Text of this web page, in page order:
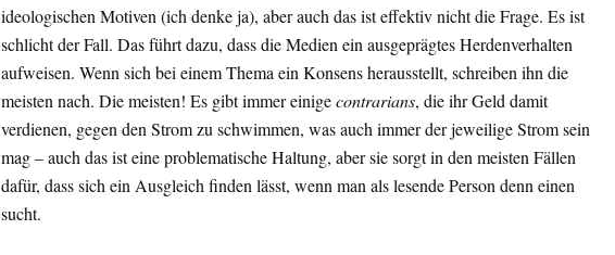
ideologischen Motiven (ich denke ja), aber auch das ist effektiv nicht die Frage. Es ist
schlicht der Fall. Das führt dazu, dass die Medien ein ausgeprägtes Herdenverhalten
aufweisen. Wenn sich bei einem Thema ein Konsens herausstellt, schreiben ihn die
meisten nach. Die meisten! Es gibt immer einigecontrarians, die ihr Geld damit
verdienen, gegen den Strom zu schwimmen, was auch immer der jeweilige Strom sein
mag – auch das ist eine problematische Haltung, aber sie sorgt in den meisten Fällen
dafür, dass sich ein Ausgleich finden lässt, wenn man als lesende Person denn einen
sucht.